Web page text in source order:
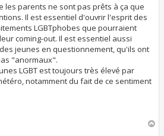
les parents ne sont pas prêts à ça que
Il est essentiel d'ouvrir l'esprit des
LGBTphobes que pourraient
coming-out. Il est essentiel aussi
jeunes en questionnement, qu'ils ont
"anormaux".
LGBT est toujours très élevé par
notamment du fait de ce sentiment